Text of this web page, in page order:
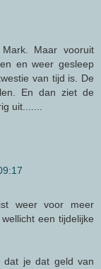
Maar vooruit
en weer gesleep
van tijd is. De
En dan ziet de
uit.......
weer voor meer
een tijdelijke
dat je dat geld van